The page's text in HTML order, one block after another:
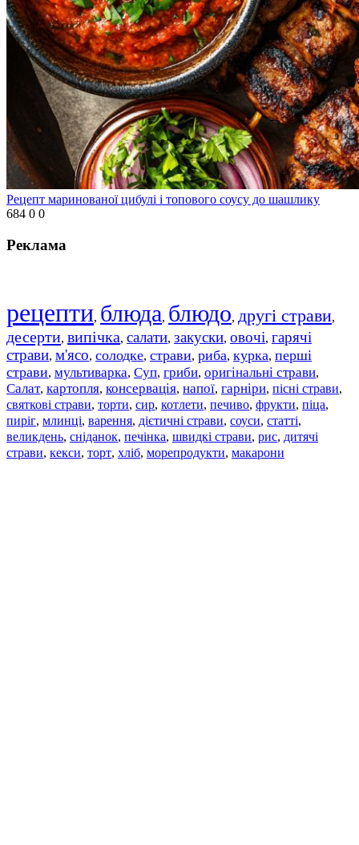
Рецепт маринованої цибулі і топового соусу до шашлику
684 0 0
Реклама
рецепти, блюда, блюдо, другі страви,
десерти, випічка, салати, закуски, овочі, гарячі
страви, м'ясо, солодке, страви, риба, курка, перші
страви, мультиварка, Суп, гриби, оригінальні страви,
Салат, картопля, консервація, напої, гарніри, пісні страви,
святкові страви, торти, сир, котлети, печиво, фрукти, піца,
пиріг, млинці, варення, дієтичні страви, соуси, статті,
великдень, сніданок, печінка, швидкі страви, рис, дитячі
страви, кекси, торт, хліб, морепродукти, макарони